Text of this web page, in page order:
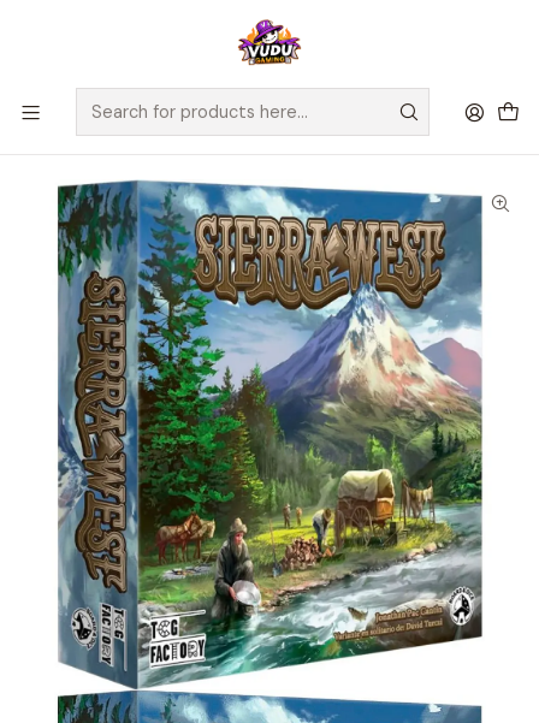
🚀 ¡Despachamos a todo Chile! Envío GRATIS a Regiones sobre
$100.000 y a RM sobre $35.000
Home Juegos de Mesa Editorial TCG Factory
Sierra West - Español